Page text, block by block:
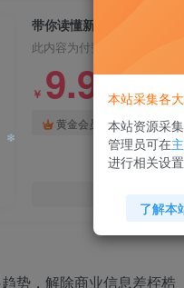
带你读懂新商业趋势，看
此内容为付费阅读，请付费
￥ 9.9 ￥99
黄金会员 免费 钻
本站采集各
本站资源采
管理员可在
进行相关设置
了解本